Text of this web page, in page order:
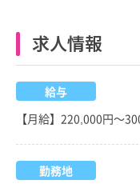
求人情報
給与
【月給】220,000円～
勤務地